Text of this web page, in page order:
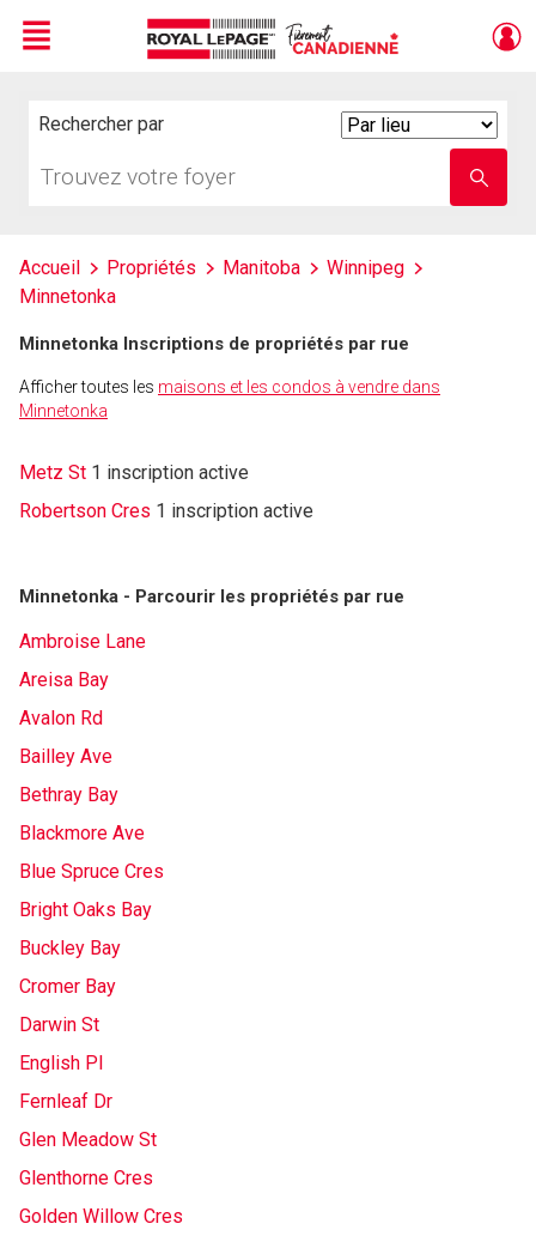
Menu
Rechercher par
votre
nom
Accueil Propriétés Manitoba
Winnipeg
Minnetonka
Minnetonka Inscriptions de propriétés par rue
Afficher toutes les maisons et les condos à vendre dans
Minnetonka
Metz St 1 inscription active
Robertson Cres 1 inscription active
Minnetonka - Parcourir les propriétés par rue
Ambroise Lane
Areisa Bay
Avalon Rd
Bailley Ave
Bethray Bay
Blackmore Ave
Blue Spruce Cres
Bright Oaks Bay
Buckley Bay
Cromer Bay
Darwin St
English Pl
Fernleaf Dr
Glen Meadow St
Glenthorne Cres
Golden Willow Cres